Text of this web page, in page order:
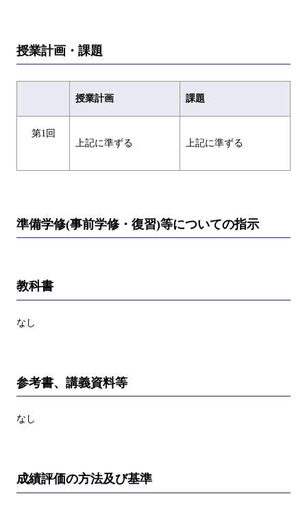
授業計画・課題
授業計画 課題
第1回
上記に準ずる
上記に準ずる
準備学修(事前学修・復習)等についての指示
教科書
なし
参考書、講義資料等
なし
成績評価の方法及び基準